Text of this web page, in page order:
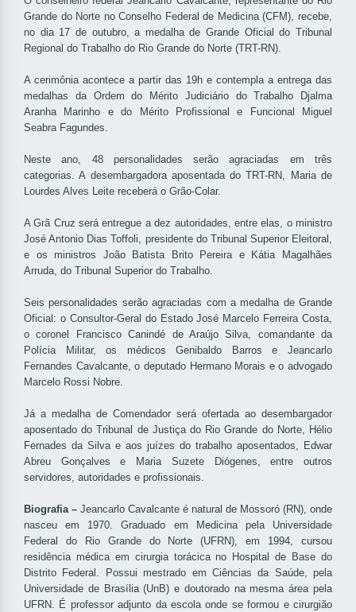
Grande do Norte no Conselho Federal de Medicina (CFM), recebe,
no dia 17 de outubro, a medalha de Grande Oficial do Tribunal
Regional do Trabalho do Rio Grande do Norte (TRT-RN).
A cerimônia acontece a partir das 19h e contempla a entrega das
medalhas da Ordem do Mérito Judiciário do Trabalho Djalma
Aranha Marinho e do Mérito Profissional e Funcional Miguel
Seabra Fagundes.
Neste ano, 48 personalidades serão agraciadas em três
categorias. A desembargadora aposentada do TRT-RN, Maria de
Lourdes Alves Leite receberá o Grão-Colar.
A Grã Cruz será entregue a dez autoridades, entre elas, o ministro
José Antonio Dias Toffoli, presidente do Tribunal Superior Eleitoral,
e os ministros João Batista Brito Pereira e Kátia Magalhães
Arruda, do Tribunal Superior do Trabalho.
Seis personalidades serão agraciadas com a medalha de Grande
Oficial: o Consultor-Geral do Estado José Marcelo Ferreira Costa,
o coronel Francisco Canindé de Araújo Silva, comandante da
Polícia Militar, os médicos Genibaldo Barros e Jeancarlo
Fernandes Cavalcante, o deputado Hermano Morais e o advogado
Marcelo Rossi Nobre.
Já a medalha de Comendador será ofertada ao desembargador
aposentado do Tribunal de Justiça do Rio Grande do Norte, Hélio
Fernades da Silva e aos juízes do trabalho aposentados, Edwar
Abreu Gonçalves e Maria Suzete Diógenes, entre outros
servidores, autoridades e profissionais.
Biografia – Jeancarlo Cavalcante é natural de Mossoró (RN), onde
nasceu em 1970. Graduado em Medicina pela Universidade
Federal do Rio Grande do Norte (UFRN), em 1994, cursou
residência médica em cirurgia torácica no Hospital de Base do
Distrito Federal. Possui mestrado em Ciências da Saúde, pela
Universidade de Brasília (UnB) e doutorado na mesma área pela
UFRN. É professor adjunto da escola onde se formou e cirurgião